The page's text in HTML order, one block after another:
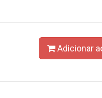
Adicionar